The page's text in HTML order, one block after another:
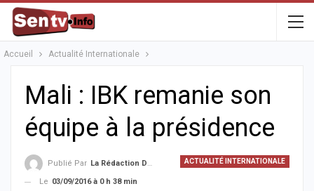
Accueil Actualité Internationale
Mali : IBK remanie son
équipe à la présidence
ACTUALITÉ INTERNATIONALE
Publié Par La Rédaction De La SenTV.info
Le 03/09/2016 à 0 h 38 min